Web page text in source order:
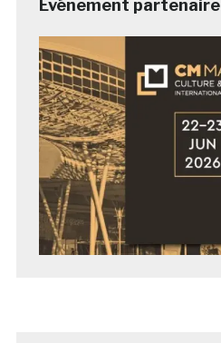
Evénement partenaire